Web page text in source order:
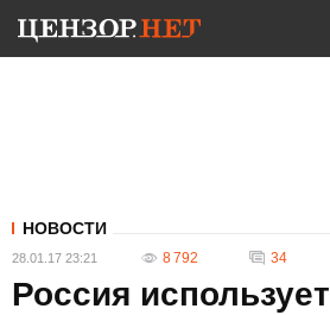
НОВОСТИ
28.01.17 23:21 8 792 34
Россия использует